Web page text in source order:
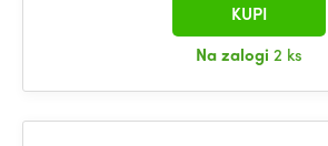
Na zalogi 2 ks
KUPI